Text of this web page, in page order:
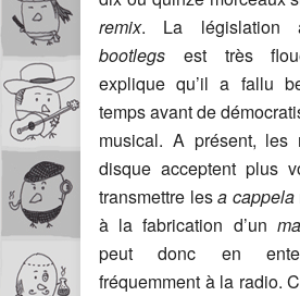
remix. La législation
bootlegs est très
explique qu’il a fallu
temps avant de
musical. A présent, les
disque acceptent plus
transmettre lesa cappela
à la fabrication d’un
peut donc en
fréquemment à la radio.